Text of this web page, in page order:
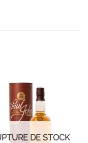
À LA LISTE D'ENVIES
DE STOCK